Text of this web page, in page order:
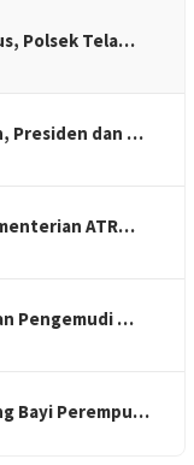
Polsek Tela…
Presiden dan …
ATR…
Pengemudi …
Bayi Perempu…